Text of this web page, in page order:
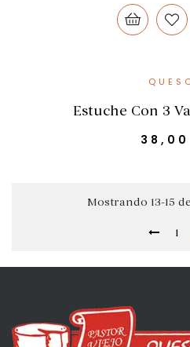
Estuche Con 3
Precio
Mostrando 13-15
1